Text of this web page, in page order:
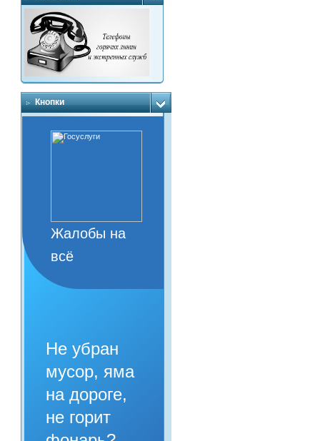
Кнопки
Жалобы на
всё
Не убран
мусор, яма
на дороге,
не горит